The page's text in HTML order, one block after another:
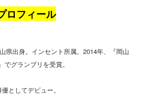
ロフィール
県出身。インセント所属。2014年、『岡山
グランプリを受賞。
としてデビュー。